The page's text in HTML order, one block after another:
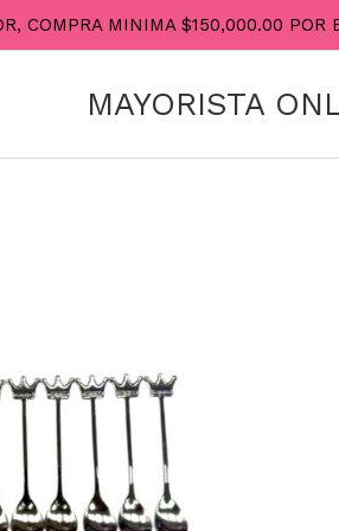
COMPRA MINIMA $150,000.00
MAYORISTA